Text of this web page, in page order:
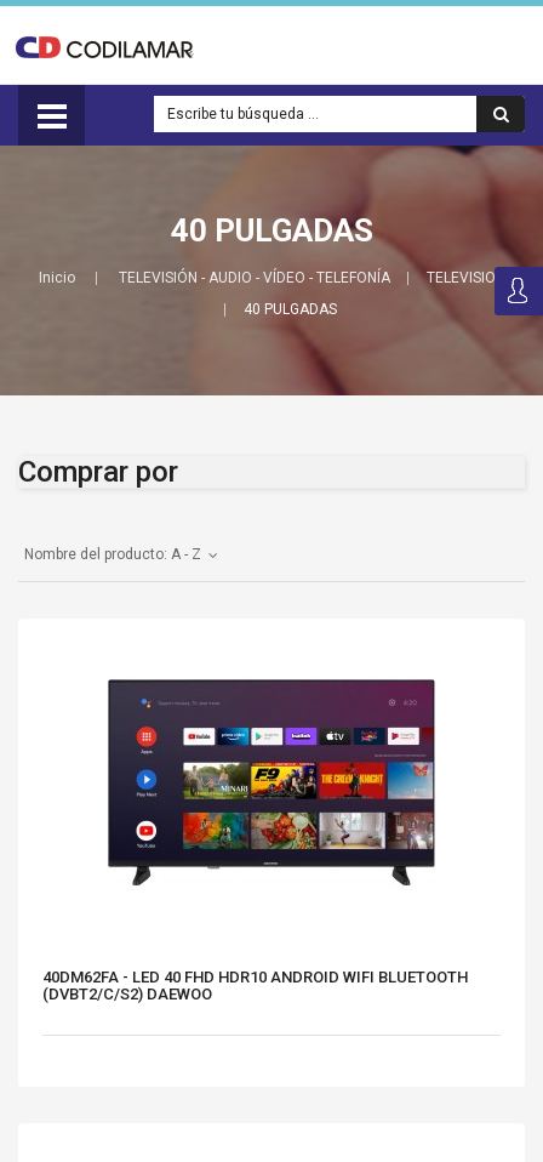
40 PULGADAS
Inicio TELEVISIÓN - AUDIO - VÍDEO - TELEFONÍA
TELEVISION
40 PULGADAS
Comprar por
Nombre del producto: A - Z
40DM62FA - LED 40 FHD HDR10 ANDROID WIFI BLUETOOTH
(DVBT2/C/S2) DAEWOO